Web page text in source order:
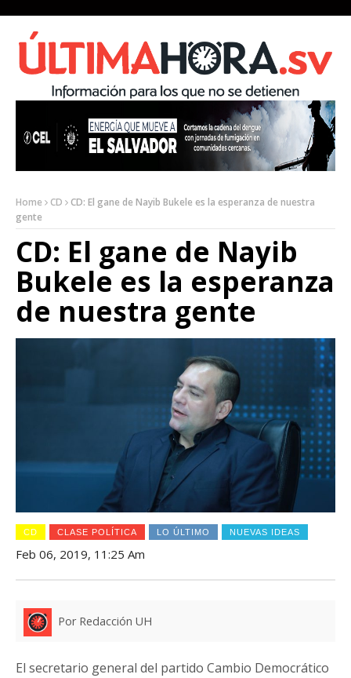
Home CD
CD: El gane de Nayib Bukele es la esperanza de nuestra
gente
CD: El gane de Nayib
Bukele es la esperanza
de nuestra gente
CD CLASE POLÍTICA LO ÚLTIMO NUEVAS IDEAS
Feb 06, 2019, 11:25 Am
Por Redacción UH
El secretario general del partido Cambio Democrático